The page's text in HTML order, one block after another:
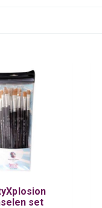
set